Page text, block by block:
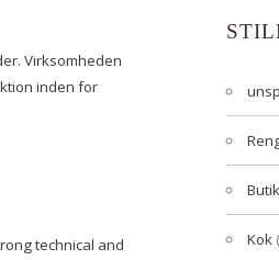
Virksomheden
inden for
technical and
Kok